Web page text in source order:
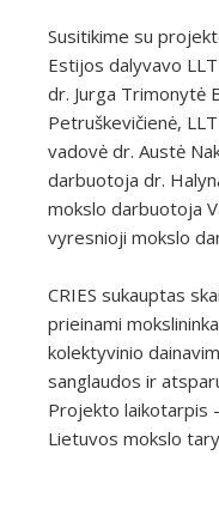
Susitikime su
Estijos dalyvavo
dr. Jurga Trimonytė
Petruškevičienė,
vadovė dr. Austė
darbuotoja dr.
mokslo darbuotoja
vyresnioji mokslo
CRIES sukauptas
prieinami
kolektyvinio
sanglaudos ir
Projekto laikotarpis
Lietuvos mokslo